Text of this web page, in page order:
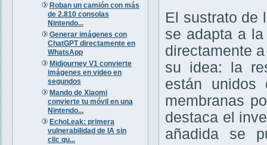
Roban un camión con más
de 2.810 consolas
Nintendo...
Generar imágenes con
ChatGPT directamente en
WhatsApp
Midjourney V1 convierte
imágenes en video en
segundos
Mando de Xiaomi
convierte tu móvil en una
Nintendo...
EchoLeak: primera
vulnerabilidad de IA sin
clic qu...
El sustrato de
se adapta a
directamente
su idea: la
están
membranas
destaca el
añadida se